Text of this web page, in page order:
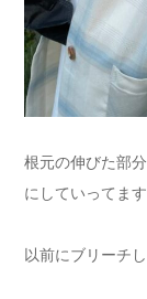
根元の伸びた部
にしていってます
以前にブリーチ